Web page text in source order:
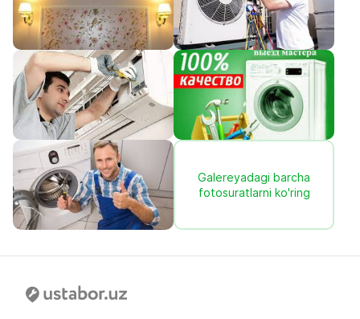
Galereyadagi barcha
fotosuratlarni ko'ring